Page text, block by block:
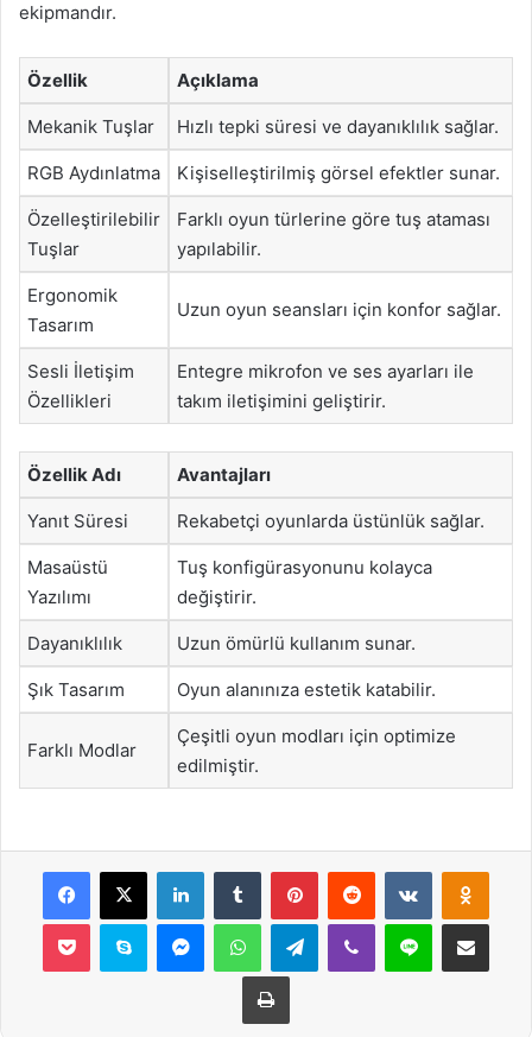
ekipmandır.
Özellik Açıklama
Mekanik Tuşlar Hızlı tepki süresi ve dayanıklılık sağlar.
RGB Aydınlatma Kişiselleştirilmiş görsel efektler sunar.
Özelleştirilebilir
Tuşlar
Farklı oyun türlerine göre tuş ataması
yapılabilir.
Ergonomik
Tasarım
Uzun oyun seansları için konfor sağlar.
Sesli İletişim
Özellikleri
Entegre mikrofon ve ses ayarları ile
takım iletişimini geliştirir.
Özellik Adı Avantajları
Yanıt Süresi Rekabetçi oyunlarda üstünlük sağlar.
Masaüstü
Yazılımı
Tuş konfigürasyonunu kolayca
değiştirir.
Dayanıklılık Uzun ömürlü kullanım sunar.
Şık Tasarım Oyun alanınıza estetik katabilir.
Farklı Modlar
Çeşitli oyun modları için optimize
edilmiştir.
Facebook
X LinkedInTumblr PinterestReddit VKontakte
Pocket Skype MessengerWhatsAppTelegramViber Line E-Posta ile
Yazdır